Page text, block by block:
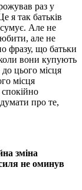
раз у
я так батьків
Але не
але не
фразу, що батьки
вони купують
цього місця
місця
про те,
зміна
не оминув